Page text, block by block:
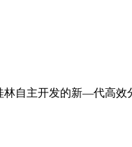
自主开发的新—代高